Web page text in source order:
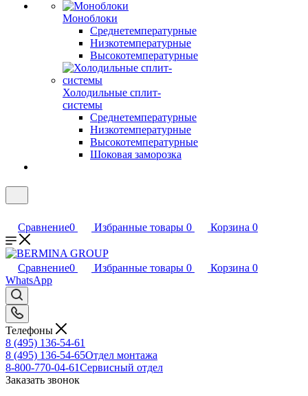
Моноблоки
Среднетемпературные
Низкотемпературные
Высокотемпературные
Холодильные сплит-
системы
Среднетемпературные
Низкотемпературные
Высокотемпературные
Шоковая заморозка
Сравнение0 Избранные товары 0 Корзина 0
Сравнение0 Избранные товары 0 Корзина 0
WhatsApp
Телефоны
8 (495) 136-54-61
8 (495) 136-54-65Отдел монтажа
8-800-770-04-61Сервисный отдел
Заказать звонок